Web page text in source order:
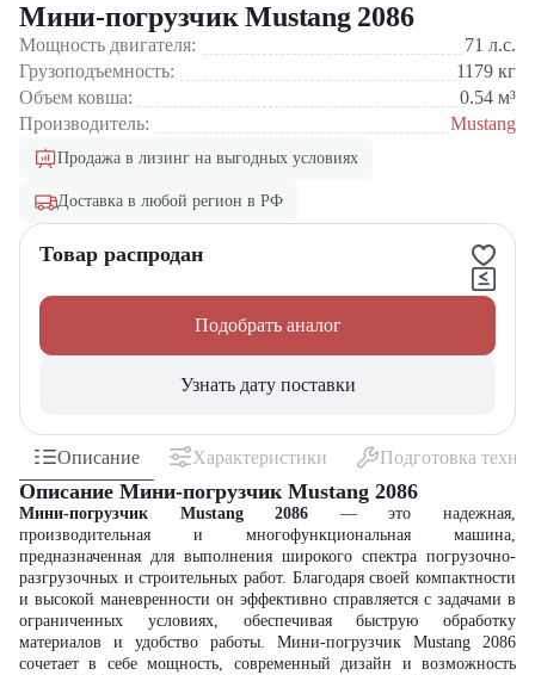
Мини-погрузчик Mustang 2086
Мощность двигателя: 71 л.с.
Грузоподъемность:
1179 кг
Объем ковша:
0.54 м³
Производитель:
Mustang
Продажа в лизинг на выгодных условиях
Доставка в любой регион в РФ
Товар распродан
Подобрать аналог
Узнать дату поставки
Описание Характеристики Подготовка
Описание Мини-погрузчик Mustang 2086
Мини-погрузчик Mustang 2086 — это надежная,
производительная и многофункциональная машина,
предназначенная для выполнения широкого спектра погрузочно-
разгрузочных и строительных работ. Благодаря своей компактности
и высокой маневренности он эффективно справляется с задачами в
ограниченных условиях, обеспечивая быструю обработку
материалов и удобство работы. Мини-погрузчик Mustang 2086
сочетает в себе мощность, современный дизайн и возможность